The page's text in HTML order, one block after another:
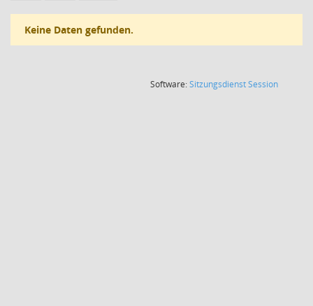
Keine Daten gefunden.
Software:SitzungsdienstSession(Wird in